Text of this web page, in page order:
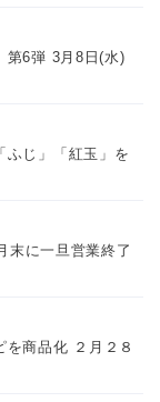
第6弾 3月8日(水)
ふじ」「紅玉」を
末に一旦営業終了
を商品化 ２月２８